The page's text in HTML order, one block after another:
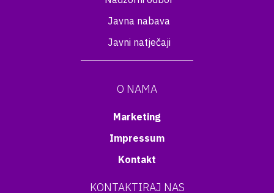
Javna nabava
Javni natječaji
O NAMA
Marketing
Impressum
Kontakt
KONTAKTIRAJ NAS